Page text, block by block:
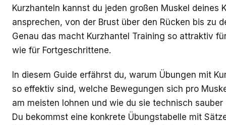
Kurzhanteln kannst du jeden großen Muskel deines
ansprechen, von der Brust über den Rücken bis zu
Genau das macht Kurzhantel Training so attraktiv
wie für Fortgeschrittene.
In diesem Guide erfährst du, warum Übungen mit
so effektiv sind, welche Bewegungen sich pro
am meisten lohnen und wie du sie technisch sauber
Du bekommst eine konkrete Übungstabelle mit